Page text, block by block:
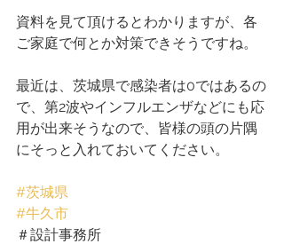
資料を見て頂けるとわかりますが、各
ご家庭で何とか対策できそうですね。
最近は、茨城県で感染者は0ではあるの
で、第2波やインフルエンザなどにも応
用が出来そうなので、皆様の頭の片隅
にそっと入れておいてください。
#茨城県
#牛久市
＃設計事務所